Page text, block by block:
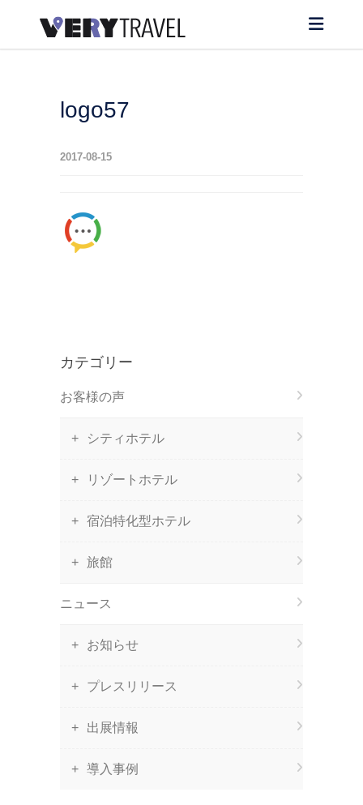
logo57
2017-08-15
カテゴリー
お客様の声
シティホテル
リゾートホテル
宿泊特化型ホテル
旅館
ニュース
お知らせ
プレスリリース
出展情報
導入事例